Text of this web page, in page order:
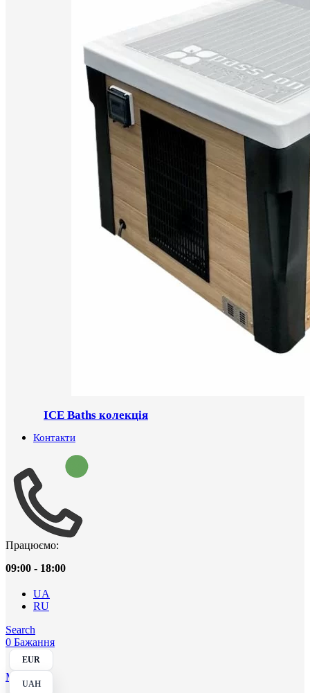
ICE Baths колекція
Контакти
Працюємо:
09:00 - 18:00
UA
RU
Search
0 Бажання
EUR
UAH
Menu